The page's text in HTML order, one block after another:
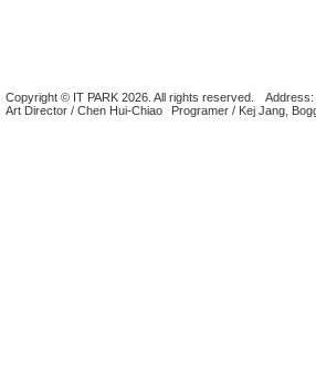
Copyright © IT PARK 2026. All rights reserved.
Address:
Art Director / Chen Hui-Chiao
Programer / Kej Jang,